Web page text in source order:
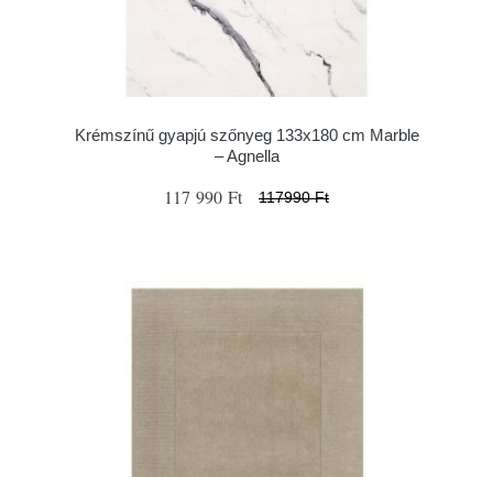
Krémszínű gyapjú szőnyeg 133x180 cm Marble
– Agnella
117 990 Ft 117990 Ft